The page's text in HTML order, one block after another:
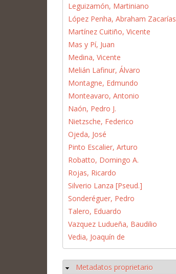
Leguizamón, Martiniano
López Penha, Abraham Zacarías
Martínez Cuitiño, Vicente
Mas y Pí, Juan
Medina, Vicente
Melián Lafinur, Álvaro
Montagne, Edmundo
Monteavaro, Antonio
Naón, Pedro J.
Nietzsche, Federico
Ojeda, José
Pinto Escalier, Arturo
Robatto, Domingo A.
Rojas, Ricardo
Silverio Lanza [Pseud.]
Sonderéguer, Pedro
Talero, Eduardo
Vazquez Ludueña, Baudilio
Vedia, Joaquín de
Ocultar
Metadatos proprietario